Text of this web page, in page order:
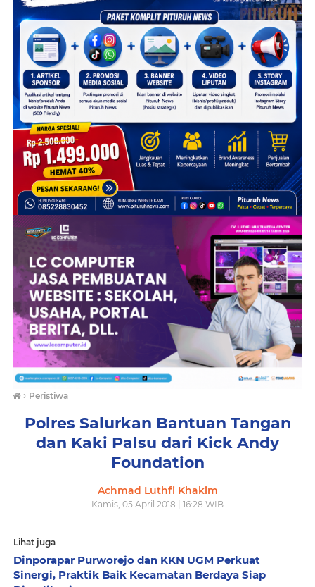
› Peristiwa
Polres Salurkan Bantuan Tangan
dan Kaki Palsu dari Kick Andy
Foundation
Achmad Luthfi Khakim
Kamis, 05 April 2018 | 16:28 WIB
Lihat juga
Dinporapar Purworejo dan KKN UGM Perkuat
Sinergi, Praktik Baik Kecamatan Berdaya Siap